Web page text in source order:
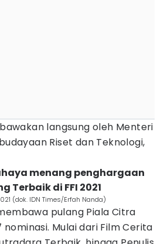
langsung oleh Menteri
Riset dan Teknologi,
menang penghargaan
Terbaik di FFI 2021
(dok. IDN Times/Erfah Nanda)
pulang Piala Citra
nominasi. Mulai dari Film Cerita